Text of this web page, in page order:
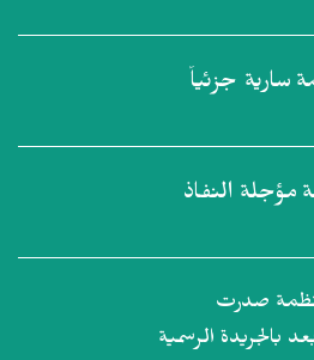
سارية جزئياً
مؤجلة النفاذ
صدرت
بالجريدة الرسمية